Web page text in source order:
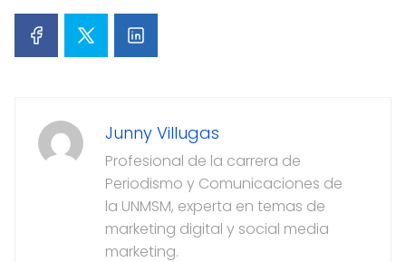
Junny Villugas
Profesional de la carrera de
Periodismo y Comunicaciones de
la UNMSM, experta en temas de
marketing digital y social media
marketing.